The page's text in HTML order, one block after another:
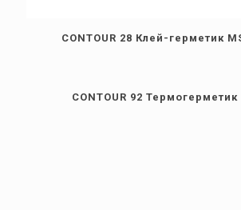
CONTOUR 28 Клей-герметик
CONTOUR 92 Термогерметик